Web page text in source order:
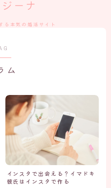
ーナ
る本気の婚活サイト
ム
インスタで出会える？イマドキ
彼氏はインスタで作る